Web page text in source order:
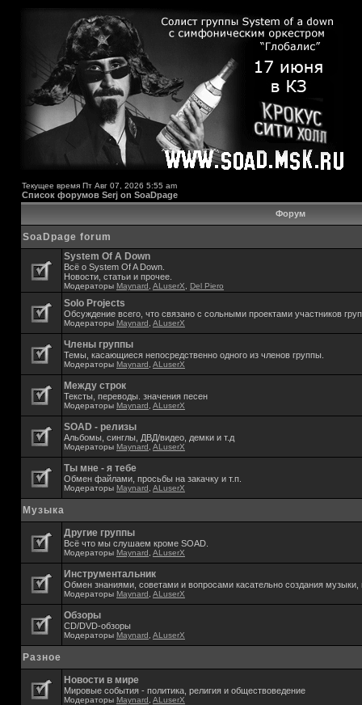
Текущее время Пт Авг 07, 2026 5:55 am
Список форумов Serj on SoaDpage
Форум
SoaDpage forum
System Of A Down
Всё о System Of A Down.
Новости, статьи и прочее.
Модераторы Maynard ALuserX Del Piero
Solo Projects
Обсуждение всего, что связано с сольными проектами участников
Модераторы Maynard ALuserX
Члены группы
Темы, касающиеся непосредственно одного из членов группы.
Модераторы Maynard ALuserX
Между строк
Тексты, переводы. значения песен
Модераторы Maynard ALuserX
SOAD - релизы
Альбомы, синглы, ДВД/видео, демки и т.д
Модераторы Maynard ALuserX
Ты мне - я тебе
Обмен файлами, просьбы на закачку и т.п.
Модераторы Maynard ALuserX
Музыка
Другие группы
Всё что мы слушаем кроме SOAD.
Модераторы Maynard ALuserX
Инструментальник
Обмен знаниями, советами и вопросами касательно создания музыки,
Модераторы Maynard ALuserX
Обзоры
CD/DVD-обзоры
Модераторы Maynard ALuserX
Разное
Новости в мире
Мировые события - политика, религия и обществоведение
Модераторы Maynard ALuserX